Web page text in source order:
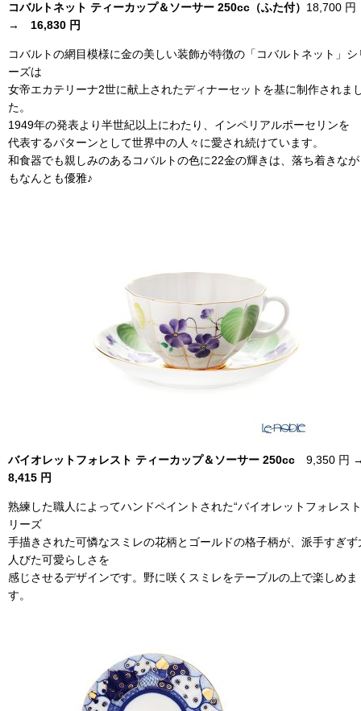
コバルトネット ティーカップ＆ソーサー 250cc（ふた付） 18,700
→ 16,830 円
コバルトの網目模様に金の美しい装飾が特徴の「コバルトネット」シ
ーズは
女帝エカテリーナ2世に献上されたディナーセットを基に制作されま
た。
1949年の発表より半世紀以上にわたり、インペリアルポーセリンを
代表するパターンとして世界中の人々に愛され続けています。
和食器でも親しみのあるコバルトの色に22金の輝きは、落ち着きな
もなんとも優雅♪
バイオレットフォレスト ティーカップ＆ソーサー 250cc 9,350 円
8,415 円
熟練した職人によってハンドペイントされた“バイオレットフォレス
リーズ
手描きされた可憐なスミレの花柄とゴールドの格子柄が、派手すぎず
人びた可愛らしさを
感じさせるデザインです。野に咲くスミレをテーブルの上で楽しめま
す。